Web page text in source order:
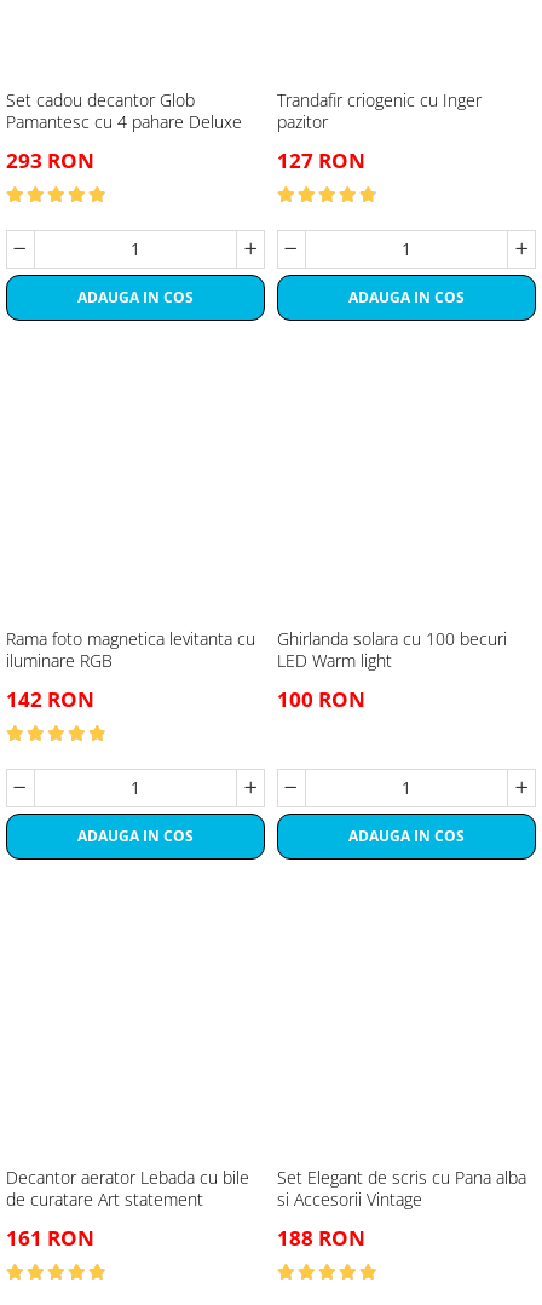
Set cadou decantor Glob
Pamantesc cu 4 pahare Deluxe
293 RON
ADAUGA IN COS
Trandafir criogenic cu Inger
pazitor
127 RON
ADAUGA IN COS
Rama foto magnetica levitanta cu
iluminare RGB
142 RON
ADAUGA IN COS
Ghirlanda solara cu 100 becuri
LED Warm light
100 RON
ADAUGA IN COS
Decantor aerator Lebada cu bile
de curatare Art statement
161 RON
Set Elegant de scris cu Pana alba
si Accesorii Vintage
188 RON